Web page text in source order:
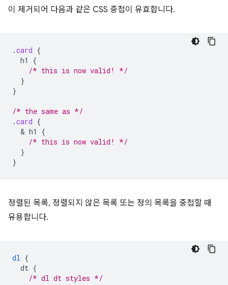
이 제거되어 다음과 같은 CSS 중첩이 유효합니다.
.card {
h1
{
/* this is now valid! */
}
}
/* the same as */
.card {
  &
h1
{
/* this is now valid! */
}
}
정렬된 목록, 정렬되지 않은 목록 또는 정의 목록을 중첩할 때
유용합니다.
dl {
dt {
/* dl dt styles */